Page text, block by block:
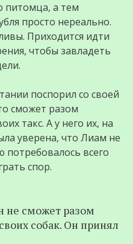
питомца, а тем
просто нереально.
Приходится идти
чтобы завладеть
поспорил со своей
сможет разом
такс. А у него их, на
уверена, что Лиам не
потребовалось всего
спор.
не сможет разом
собак. Он принял